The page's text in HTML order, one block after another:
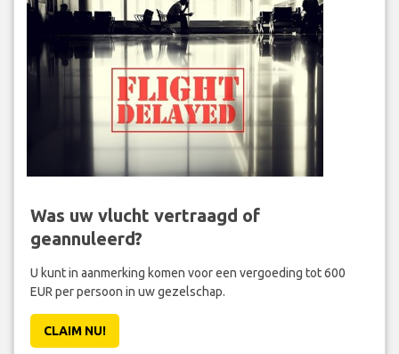
Was uw vlucht vertraagd of
geannuleerd?
U kunt in aanmerking komen voor een vergoeding tot 600
EUR per persoon in uw gezelschap.
CLAIM NU!